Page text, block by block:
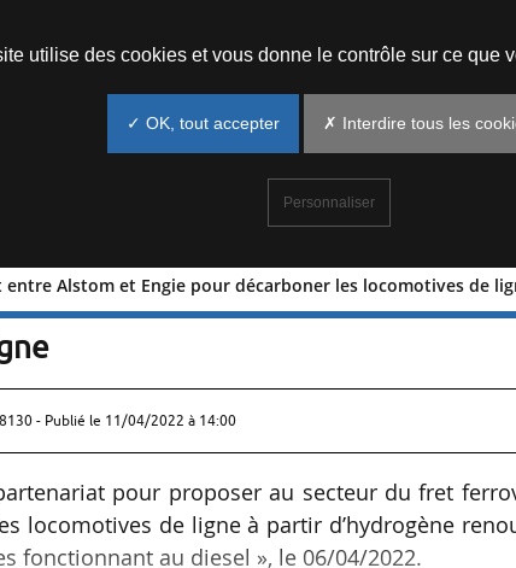
Alstom et Engie pour décarboner les locomotives de
entre Alstom et Engie pour
- Publié le 11/04/2022 à 14:00
pour proposer au secteur du fret
locomotives de ligne à partir d’hydrogène
fonctionnant au diesel », le 06/04/2022.
utilise des cookies et vous donne le contrôle sur ce que
✓ OK, tout accepter ✗ Interdire tous les
Personnaliser